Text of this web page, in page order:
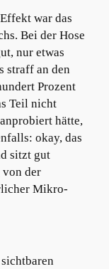
war das
Bei der Hose
nur etwas
straff an den
Prozent
Teil nicht
hätte,
okay, das
sitzt gut
von der
Mikro-